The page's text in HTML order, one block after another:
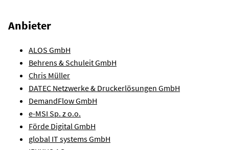
Anbieter
ALOS GmbH
Behrens & Schuleit GmbH
Chris Müller
DATEC Netzwerke & Druckerlösungen GmbH
DemandFlow GmbH
e-MSI Sp. z o.o.
Förde Digital GmbH
global IT systems GmbH